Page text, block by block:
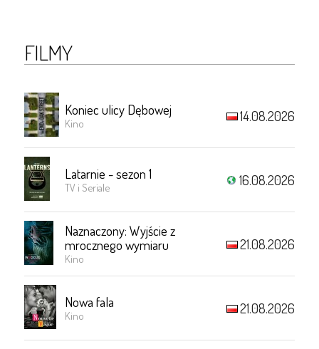
FILMY
Koniec ulicy Dębowej
Kino 14.08.2026
Latarnie - sezon 1
TV i Seriale 16.08.2026
Naznaczony: Wyjście z
mrocznego wymiaru
Kino
21.08.2026
Nowa fala
Kino 21.08.2026